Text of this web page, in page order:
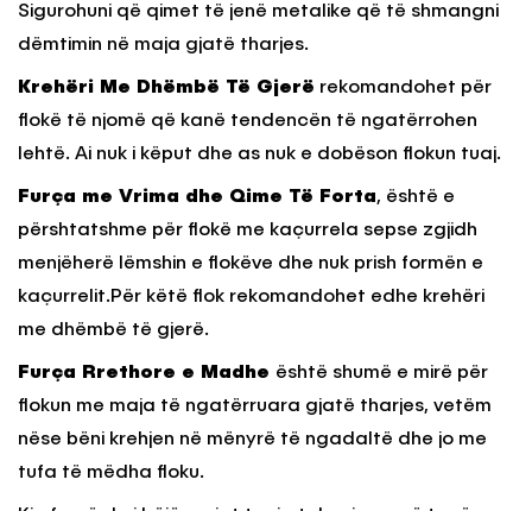
Sigurohuni që qimet të jenë metalike që të shmangni
dëmtimin në maja gjatë tharjes.
Krehëri Me Dhëmbë Të Gjerë rekomandohet për
flokë të njomë që kanë tendencën të ngatërrohen
lehtë. Ai nuk i këput dhe as nuk e dobëson flokun tuaj.
Furça me Vrima dhe Qime Të Forta, është e
përshtatshme për flokë me kaçurrela sepse zgjidh
menjëherë lëmshin e flokëve dhe nuk prish formën e
kaçurrelit.Për këtë flok rekomandohet edhe krehëri
me dhëmbë të gjerë.
Furça Rrethore e Madhe është shumë e mirë për
flokun me maja të ngatërruara gjatë tharjes, vetëm
nëse bëni krehjen në mënyrë të ngadaltë dhe jo me
tufa të mëdha floku.